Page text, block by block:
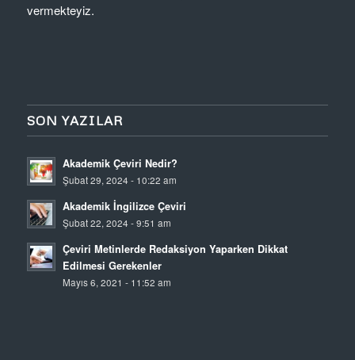
vermekteyiz.
SON YAZILAR
Akademik Çeviri Nedir?
Şubat 29, 2024 - 10:22 am
Akademik İngilizce Çeviri
Şubat 22, 2024 - 9:51 am
Çeviri Metinlerde Redaksiyon Yaparken Dikkat
Edilmesi Gerekenler
Mayıs 6, 2021 - 11:52 am